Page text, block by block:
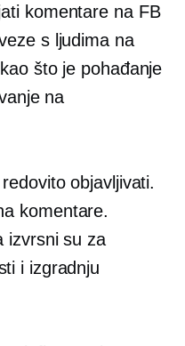
komentare na FB
s ljudima na
što je pohađanje
na
objavljivati.
komentare.
izvrsni su za
i izgradnju